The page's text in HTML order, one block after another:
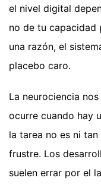
el nivel digital
no de tu capacidad
una razón, el
placebo caro.
La neurociencia
ocurre cuando hay
la tarea no es ni
frustre. Los
suelen errar por el